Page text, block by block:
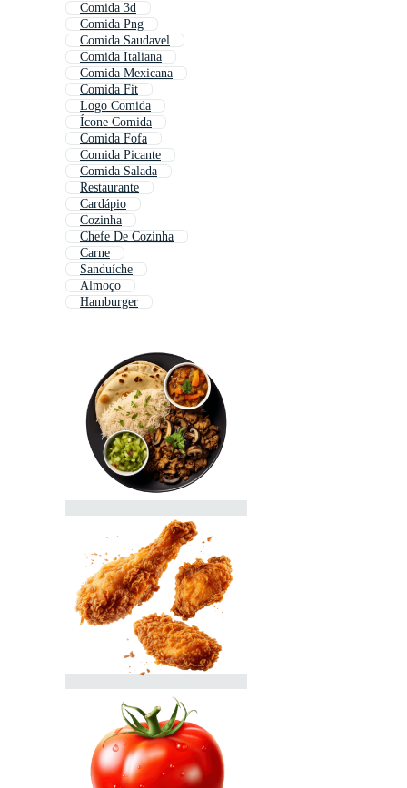
Comida 3d
Comida Png
Comida Saudavel
Comida Italiana
Comida Mexicana
Comida Fit
Logo Comida
Ícone Comida
Comida Fofa
Comida Picante
Comida Salada
Restaurante
Cardápio
Cozinha
Chefe De Cozinha
Carne
Sanduíche
Almoço
Hamburger